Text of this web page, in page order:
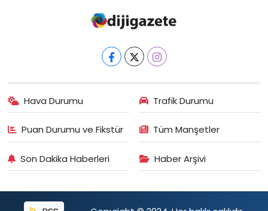
Hava Durumu Trafik Durumu
Puan Durumu ve Fikstür Tüm Manşetler
Son Dakika Haberleri Haber Arşivi